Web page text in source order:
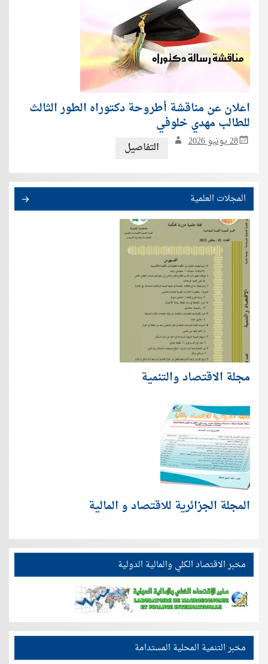
اعلان عن مناقشة أطروحة دكتوراه الطور الثالث
للطالب مهدي خلوفي
28 يونيو 2026 التفاصيل
المجلات العلمية
مجلة الاقتصاد والتنمية
المجلة الجزائرية للاقتصاد و المالية
مخبر الاقتصاد الكلي والمالية الدولية
مخبر التنمية المحلية المستدامة